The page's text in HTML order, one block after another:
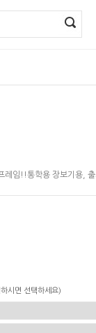
레임!!통학용 장보기용,
시면 선택하세요)